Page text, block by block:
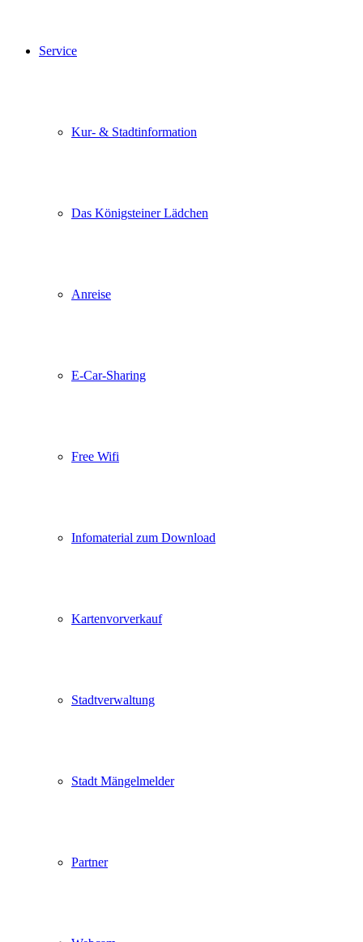
Service
Kur- & Stadtinformation
Das Königsteiner Lädchen
Anreise
E-Car-Sharing
Free Wifi
Infomaterial zum Download
Kartenvorverkauf
Stadtverwaltung
Stadt Mängelmelder
Partner